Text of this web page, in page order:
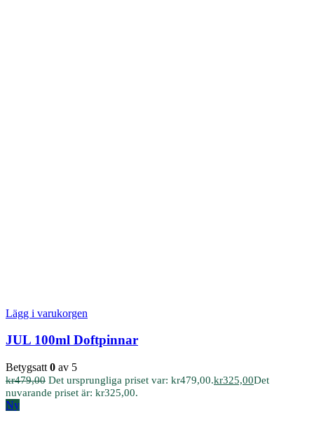
Lägg i varukorgen
JUL 100ml Doftpinnar
Betygsatt 0 av 5
kr479,00 Det ursprungliga priset var: kr479,00.kr325,00Det
nuvarande priset är: kr325,00.
Ny